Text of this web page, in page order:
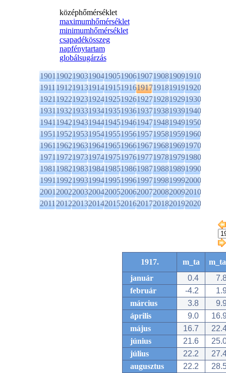
középhőmérséklet
maximumhőmérséklet
minimumhőmérséklet
csapadékösszeg
napfénytartam
globálsugárzás
1901190219031904190519061907190819091910
1911191219131914191519161917191819191920
1921192219231924192519261927192819291930
1931193219331934193519361937193819391940
1941194219431944194519461947194819491950
1951195219531954195519561957195819591960
1961196219631964196519661967196819691970
1971197219731974197519761977197819791980
1981198219831984198519861987198819891990
1991199219931994199519961997199819992000
2001200220032004200520062007200820092010
2011201220132014201520162017201820192020
1917. m_ta
január
0.4
február
-4.2
március
3.8
április
9.0
május
16.7
június
21.6
július
22.2
augusztus
22.2